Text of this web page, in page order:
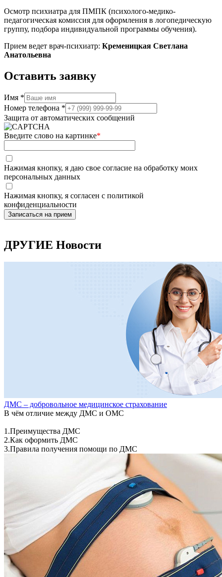
Осмотр психиатра для ПМПК (психолого-медико-
педагогическая комиссия для оформления в логопедическую
группу, подбора индивидуальной программы обучения).
Прием ведет врач-психиатр: Кременицкая Светлана
Анатольевна
Оставить заявку
Имя *
Номер телефона *
Защита от автоматических сообщений
Введите слово на картинке*
Нажимая кнопку, я даю свое согласие на обработку моих
персональных данных
Нажимая кнопку, я согласен с политикой
конфиденциальности
ДРУГИЕ Новости
ДМС – добровольное медицинское страхование
В чём отличие между ДМС и ОМС
1.Преимущества ДМС
2.Как оформить ДМС
3.Правила получения помощи по ДМС